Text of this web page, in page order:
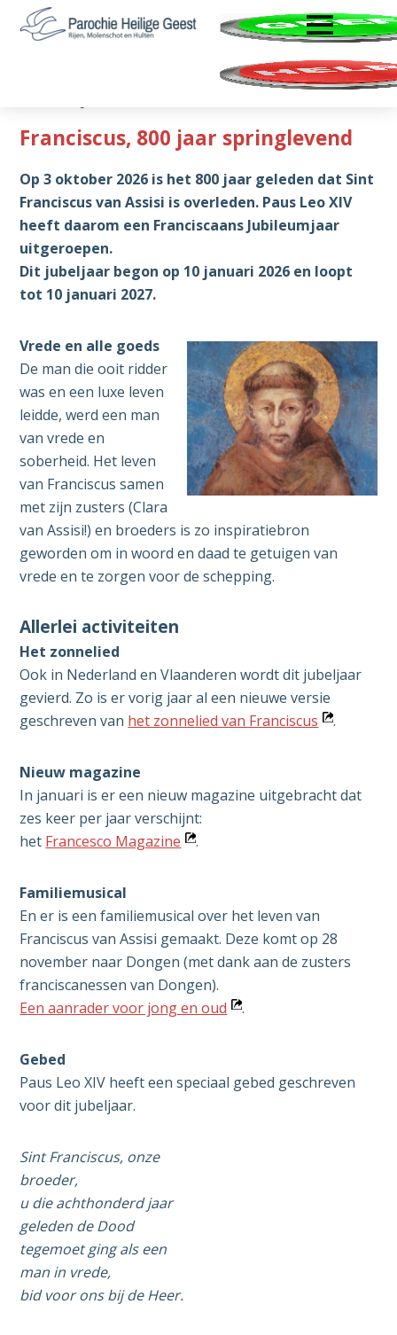
Door
naar
Spring
naar
Zoeken
ENTER OM TE OPENEN
Jubeljaar Franciscus
Franciscus, 800 jaar springlevend
Op 3 oktober 2026 is het 800 jaar geleden dat Sint
Franciscus van Assisi is overleden. Paus Leo XIV
heeft daarom een Franciscaans Jubileumjaar
uitgeroepen.
Dit jubeljaar begon op 10 januari 2026 en loopt
tot 10 januari 2027.
Vrede en alle goeds
De man die ooit ridder
was en een luxe leven
leidde, werd een man
van vrede en
soberheid. Het leven
van Franciscus samen
met zijn zusters (Clara
van Assisi!) en broeders is zo inspiratiebron
geworden om in woord en daad te getuigen van
vrede en te zorgen voor de schepping.
Allerlei activiteiten
Het zonnelied
Ook in Nederland en Vlaanderen wordt dit jubeljaar
gevierd. Zo is er vorig jaar al een nieuwe versie
geschreven van het zonnelied van Franciscus
Opent
venster
.
Nieuw magazine
In januari is er een nieuw magazine uitgebracht dat
zes keer per jaar verschijnt:
het Francesco Magazine
Opent
venster
.
Familiemusical
En er is een familiemusical over het leven van
Franciscus van Assisi gemaakt. Deze komt op 28
november naar Dongen (met dank aan de zusters
franciscanessen van Dongen).
Een aanrader voor jong en oud
Opent
venster
.
Gebed
Paus Leo XIV heeft een speciaal gebed geschreven
voor dit jubeljaar.
Sint Franciscus, onze
broeder,
u die achthonderd jaar
geleden de Dood
tegemoet ging als een
man in vrede,
bid voor ons bij de Heer.